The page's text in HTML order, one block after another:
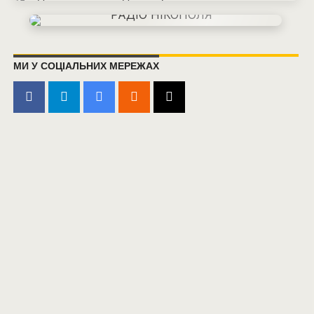
МИ У СОЦІАЛЬНИХ МЕРЕЖАХ